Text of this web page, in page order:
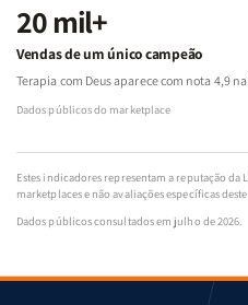
20 mil+
Vendas de um único campeão
Terapia com Deus aparece com nota 4,9
Dados públicos do marketplace
Estes indicadores representam a reputação
marketplaces e não avaliações específicas
Dados públicos consultados em julho de 2026.